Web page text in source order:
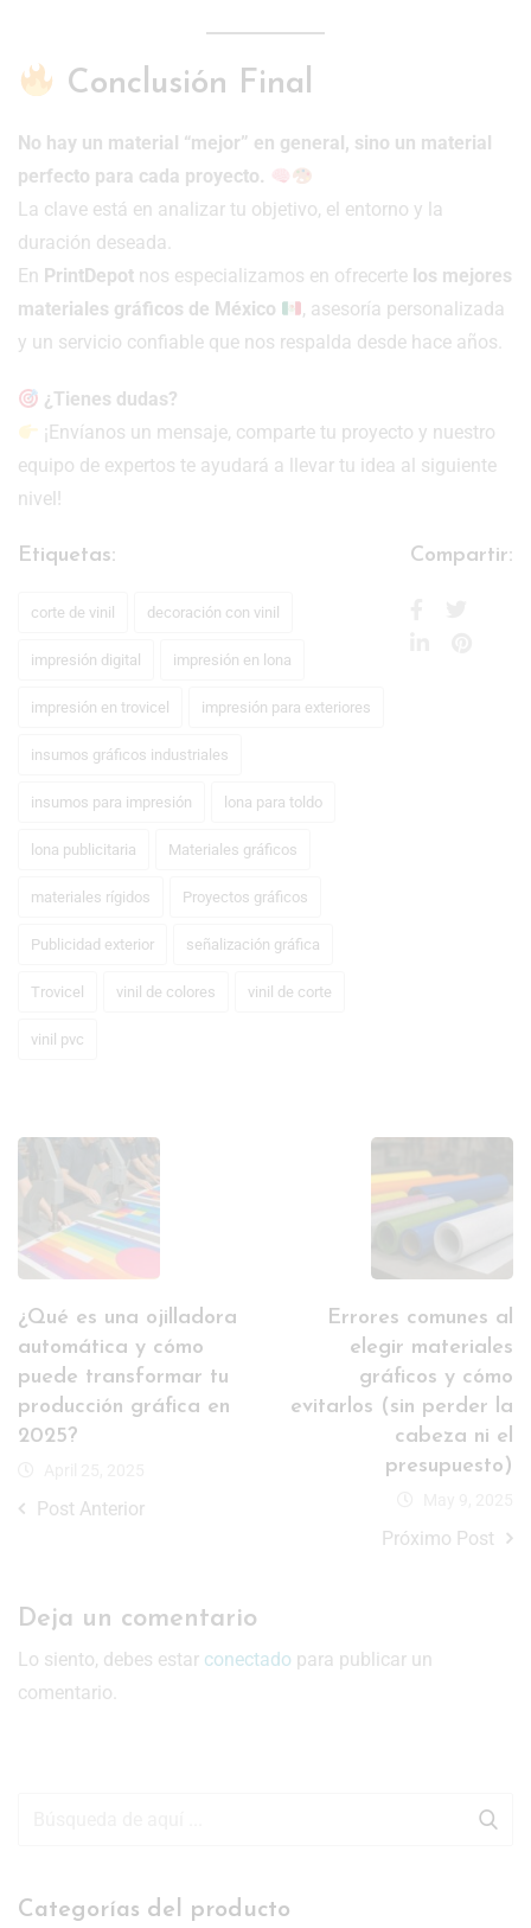
Conclusión Final
No hay un material “mejor” en general, sino un material
perfecto para cada proyecto.
La clave está en analizar tu objetivo, el entorno y la
duración deseada.
En PrintDepot nos especializamos en ofrecerte los mejores
materiales gráficos de México
, asesoría personalizada
y un servicio confiable que nos respalda desde hace años.
¿Tienes dudas?
¡Envíanos un mensaje, comparte tu proyecto y nuestro
equipo de expertos te ayudará a llevar tu idea al siguiente
nivel!
Etiquetas:
corte de vinil decoración con vinil
impresión digital impresión en lona
impresión en trovicel impresión para exteriores
insumos gráficos industriales
insumos para impresión lona para toldo
lona publicitaria Materiales gráficos
materiales rígidos Proyectos gráficos
Publicidad exterior señalización gráfica
Trovicel vinil de colores vinil de corte
vinil pvc
Compartir:
¿Qué es una ojilladora
automática y cómo
puede transformar tu
producción gráfica en
2025?
Post Anterior
Errores comunes al
elegir materiales
gráficos y cómo
evitarlos (sin perder la
cabeza ni el
presupuesto)
Próximo Post
Deja un comentario
Lo siento, debes estar conectado para publicar un
comentario.
Categorías del producto